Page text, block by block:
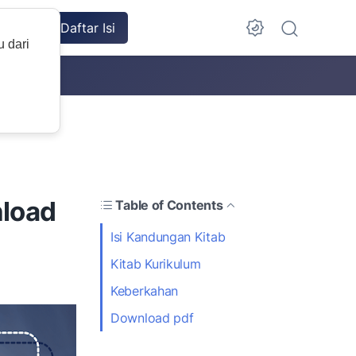
Daftar Isi
dari
Table of Contents
Isi Kandungan Kitab
Kitab Kurikulum
Keberkahan
Download pdf